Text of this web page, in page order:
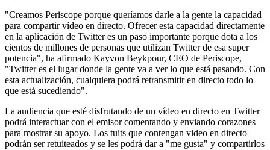
"Creamos Periscope porque queríamos darle a la gente la capacidad
para compartir vídeo en directo. Ofrecer esta capacidad directamente
en la aplicación de Twitter es un paso importante porque dota a los
cientos de millones de personas que utilizan Twitter de esa super
potencia", ha afirmado Kayvon Beykpour, CEO de Periscope,
"Twitter es el lugar donde la gente va a ver lo que está pasando. Con
esta actualización, cualquiera podrá retransmitir en directo todo lo
que está sucediendo".
La audiencia que esté disfrutando de un vídeo en directo en Twitter
podrá interactuar con el emisor comentando y enviando corazones
para mostrar su apoyo. Los tuits que contengan video en directo
podrán ser retuiteados y se les podrá dar a "me gusta" y compartirlos